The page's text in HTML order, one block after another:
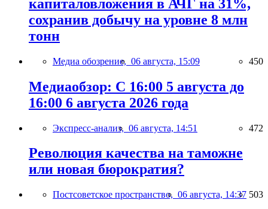
капиталовложения в АЧГ на 31%,
сохранив добычу на уровне 8 млн
тонн
Медиа обозрение, 06 августа, 15:09 450
Медиаобзор: С 16:00 5 августа до
16:00 6 августа 2026 года
Экспресс-анализ, 06 августа, 14:51 472
Революция качества на таможне
или новая бюрократия?
Постсоветское пространство, 06 августа, 14:37 503